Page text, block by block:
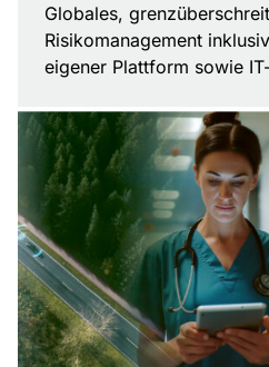
Globales,
Risikomanagement
eigener Plattform sowie